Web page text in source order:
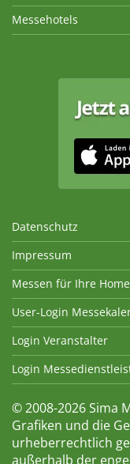
Messehotels
Datenschutz
Impressum
Messen für Ihre
User-Login
Login Veranstalter
Login
© 2008-2026 Sima
Grafiken und die
urheberrechtlich
außerhalb der